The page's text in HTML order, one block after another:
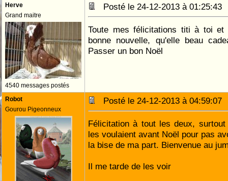
Herve
Grand maitre
4540 messages postés
Posté le 24-12-2013 à
Toute mes félicitations titi à toi
bonne nouvelle, qu'elle beau
Passer un bon Noël
Robot
Gourou Pigeonneux
Posté le 24-12-2013 à
Félicitation à tout les deux,
les voulaient avant Noël pour pas
la bise de ma part. Bienvenue au
Il me tarde de les voir